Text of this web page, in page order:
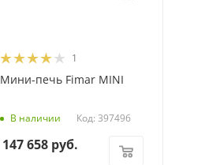
1
Мини-печь Fimar MINI
В наличии Код: 397496
147 658 руб.